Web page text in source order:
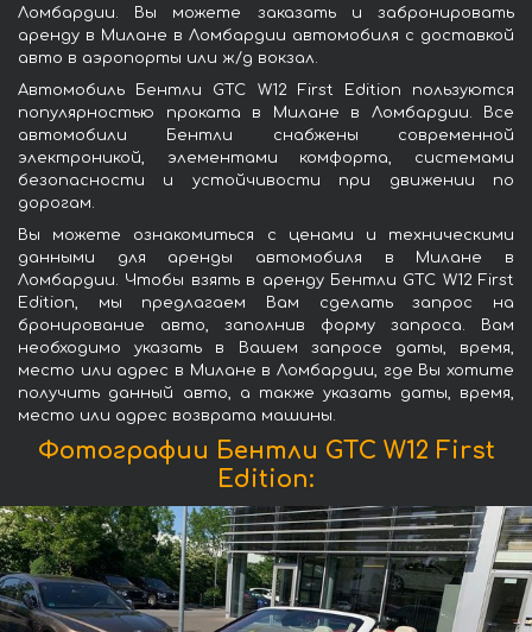
Ломбардии. Вы можете заказать и забронировать
аренду в Милане в Ломбардии автомобиля с доставкой
авто в аэропорты или ж/д вокзал.
Автомобиль Бентли GTC W12 First Edition пользуются
популярностью проката в Милане в Ломбардии. Все
автомобили Бентли снабжены современной
электроникой, элементами комфорта, системами
безопасности и устойчивости при движении по
дорогам.
Вы можете ознакомиться с ценами и техническими
данными для аренды автомобиля в Милане в
Ломбардии. Чтобы взять в аренду Бентли GTC W12 First
Edition, мы предлагаем Вам сделать запрос на
бронирование авто, заполнив форму запроса. Вам
необходимо указать в Вашем запросе даты, время,
место или адрес в Милане в Ломбардии, где Вы хотите
получить данный авто, а также указать даты, время,
место или адрес возврата машины.
Фотографии Бентли GTC W12 First
Edition: